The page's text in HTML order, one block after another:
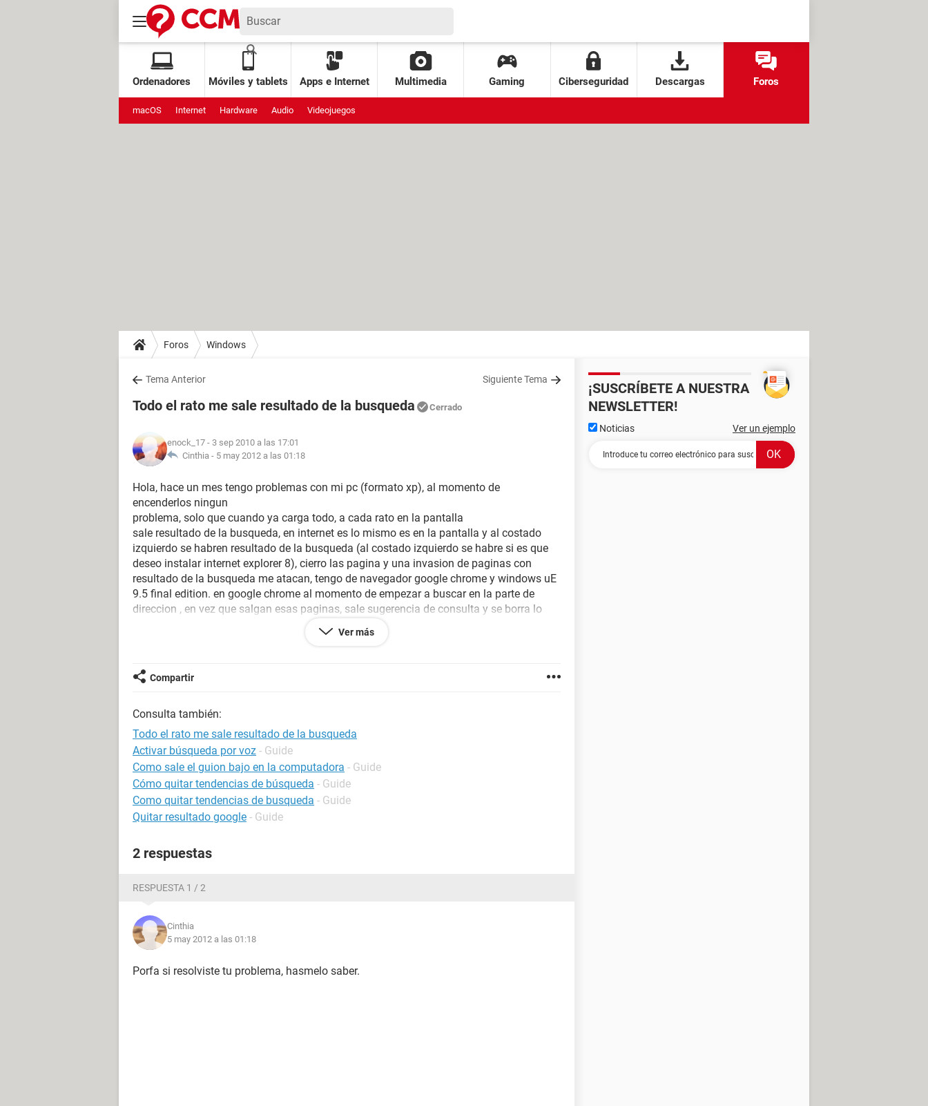
Ordenadores Móviles y tablets Apps e Internet Multimedia Gaming Ciberseguridad Descargas Foros
macOS Internet Hardware Audio Videojuegos
Foros Windows
Tema Anterior Siguiente Tema
Todo el rato me sale resultado de la busqueda Cerrado
enock_17 - 3 sep 2010 a las 17:01
Cinthia - 5 may 2012 a las 01:18
Hola, hace un mes tengo problemas con mi pc (formato xp), al momento de
encenderlos ningun
problema, solo que cuando ya carga todo, a cada rato en la pantalla
sale resultado de la busqueda, en internet es lo mismo es en la pantalla y al costado
izquierdo se habren resultado de la busqueda (al costado izquierdo se habre si es que
deseo instalar internet explorer 8), cierro las pagina y una invasion de paginas con
resultado de la busqueda me atacan, tengo de navegador google chrome y windows uE
9.5 final edition. en google chrome al momento de empezar a buscar en la parte de
direccion , en vez que salgan esas paginas, sale sugerencia de consulta y se borra lo
antivirus pero los problemas siguen, por favor pido sus ayudas espero haber sido muy
Ver más
Compartir
Consulta también:
Todo el rato me sale resultado de la busqueda
Activar búsqueda por voz - Guide
Como sale el guion bajo en la computadora - Guide
Cómo quitar tendencias de búsqueda - Guide
Como quitar tendencias de busqueda - Guide
Quitar resultado google - Guide
2 respuestas
RESPUESTA 1 / 2
Cinthia
5 may 2012 a las 01:18
Porfa si resolviste tu problema, hasmelo saber.
¡SUSCRÍBETE A NUESTRA
NEWSLETTER!
Noticias Ver un ejemplo